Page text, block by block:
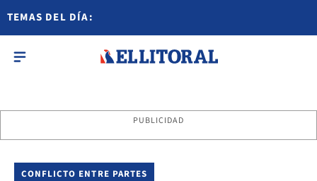
TEMAS DEL DÍA:
PUBLICIDAD
CONFLICTO ENTRE PARTES